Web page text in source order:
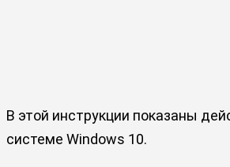
В этой инструкции показаны
системе Windows 10.